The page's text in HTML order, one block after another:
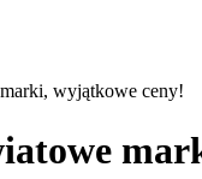
wyjątkowe ceny!